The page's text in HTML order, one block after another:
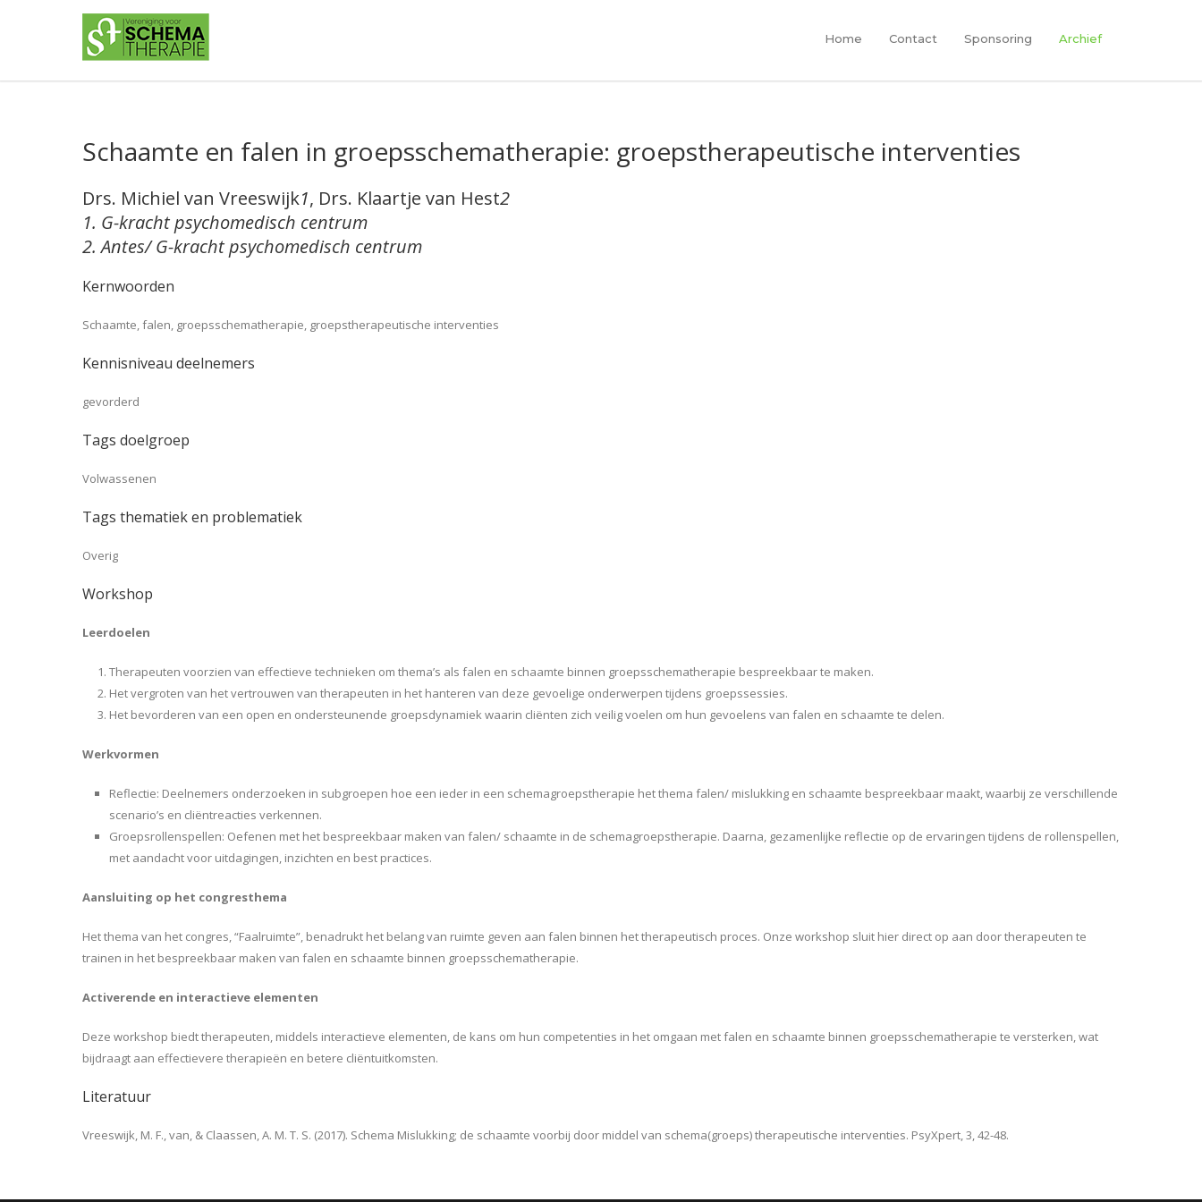
Home Contact Sponsoring Archief
Schaamte en falen in groepsschematherapie: groepstherapeutische interventies
Drs. Michiel van Vreeswijk1, Drs. Klaartje van Hest2
1. G-kracht psychomedisch centrum
2. Antes/ G-kracht psychomedisch centrum
Kernwoorden
Schaamte, falen, groepsschematherapie, groepstherapeutische interventies
Kennisniveau deelnemers
gevorderd
Tags doelgroep
Volwassenen
Tags thematiek en problematiek
Overig
Workshop
Leerdoelen
Therapeuten voorzien van effectieve technieken om thema’s als falen en schaamte binnen groepsschematherapie bespreekbaar te maken.
Het vergroten van het vertrouwen van therapeuten in het hanteren van deze gevoelige onderwerpen tijdens groepssessies.
Het bevorderen van een open en ondersteunende groepsdynamiek waarin cliënten zich veilig voelen om hun gevoelens van falen en schaamte te delen.
Werkvormen
Reflectie: Deelnemers onderzoeken in subgroepen hoe een ieder in een schemagroepstherapie het thema falen/ mislukking en schaamte bespreekbaar maakt, waarbij ze verschillende
scenario’s en cliëntreacties verkennen.
Groepsrollenspellen: Oefenen met het bespreekbaar maken van falen/ schaamte in de schemagroepstherapie. Daarna, gezamenlijke reflectie op de ervaringen tijdens de rollenspellen,
met aandacht voor uitdagingen, inzichten en best practices.
Aansluiting op het congresthema
Het thema van het congres, “Faalruimte”, benadrukt het belang van ruimte geven aan falen binnen het therapeutisch proces. Onze workshop sluit hier direct op aan door therapeuten te
trainen in het bespreekbaar maken van falen en schaamte binnen groepsschematherapie.
Activerende en interactieve elementen
Deze workshop biedt therapeuten, middels interactieve elementen, de kans om hun competenties in het omgaan met falen en schaamte binnen groepsschematherapie te versterken, wat
bijdraagt aan effectievere therapieën en betere cliëntuitkomsten.
Literatuur
Vreeswijk, M. F., van, & Claassen, A. M. T. S. (2017). Schema Mislukking; de schaamte voorbij door middel van schema(groeps) therapeutische interventies. PsyXpert, 3, 42-48.